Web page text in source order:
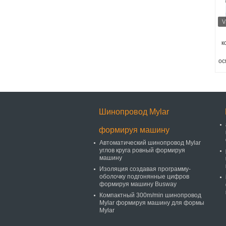
Шинопровод Mylar
формируя машину
Автоматический шинопровод Mylar
углов круга ровный формируя
машину
Изоляция создавая программу-
оболочку подгонянные цифров
формируя машину Busway
Компактный 300m/min шинопровод
Mylar формируя машину для формы
Mylar